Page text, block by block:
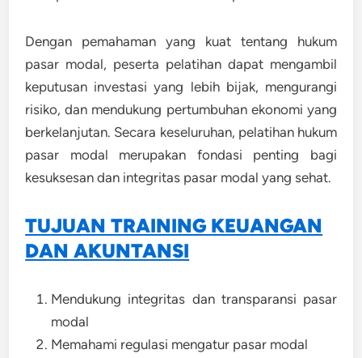
Dengan pemahaman yang kuat tentang hukum
pasar modal, peserta pelatihan dapat mengambil
keputusan investasi yang lebih bijak, mengurangi
risiko, dan mendukung pertumbuhan ekonomi yang
berkelanjutan. Secara keseluruhan, pelatihan hukum
pasar modal merupakan fondasi penting bagi
kesuksesan dan integritas pasar modal yang sehat.
TUJUAN TRAINING KEUANGAN
DAN AKUNTANSI
Mendukung integritas dan transparansi pasar
modal
Memahami regulasi mengatur pasar modal